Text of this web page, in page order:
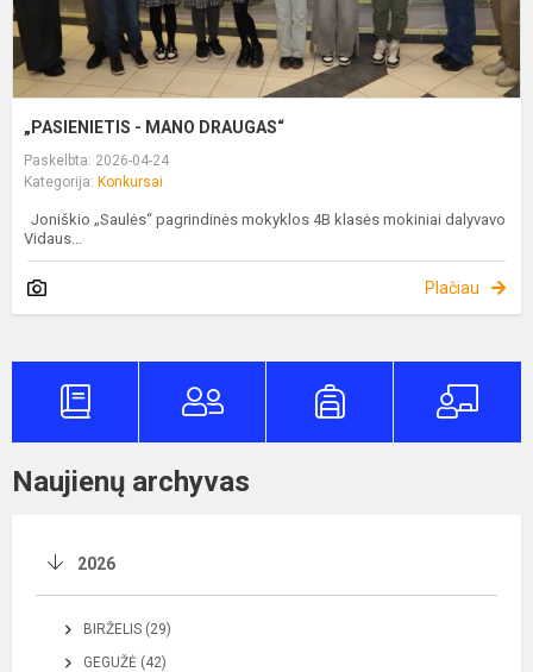
„PASIENIETIS - MANO DRAUGAS“
Paskelbta: 2026-04-24
Kategorija: Konkursai
Joniškio „Saulės“ pagrindinės mokyklos 4B klasės mokiniai dalyvavo
Vidaus...
Plačiau
Naujienų archyvas
2026
BIRŽELIS (29)
GEGUŽĖ (42)